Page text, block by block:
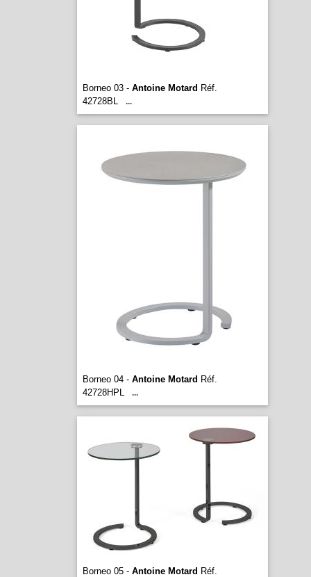
Borneo 03 - Antoine Motard Réf.
42728BL
...
Borneo 04 - Antoine Motard Réf.
42728HPL
...
Borneo 05 - Antoine Motard Réf.